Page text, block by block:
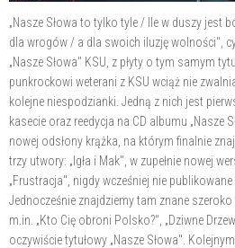
„Nasze Słowa to tylko tyle / Ile w duszy jest
dla wrogów / a dla swoich iluzję wolności",
„Nasze Słowa" KSU, z płyty o tym samym
punkrockowi weterani z KSU wciąż nie
kolejne niespodzianki. Jedną z nich jest
kasecie oraz reedycja na CD albumu „Nasze
nowej odsłony krążka, na którym finalnie
trzy utwory: „Igła i Mak", w zupełnie nowej
„Frustracja", nigdy wcześniej nie publikowane
Jednocześnie znajdziemy tam znane
m.in. „Kto Cię obroni Polsko?", „Dziwne
oczywiście tytułowy „Nasze Słowa".